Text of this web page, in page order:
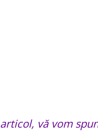
vă vom